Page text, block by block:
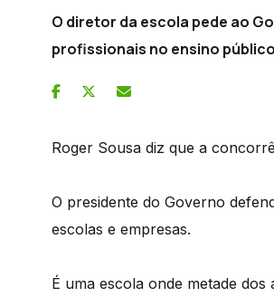
O diretor da escola pede ao
profissionais no ensino
Roger Sousa diz que a
O presidente do Governo
escolas e empresas.
É uma escola onde metade